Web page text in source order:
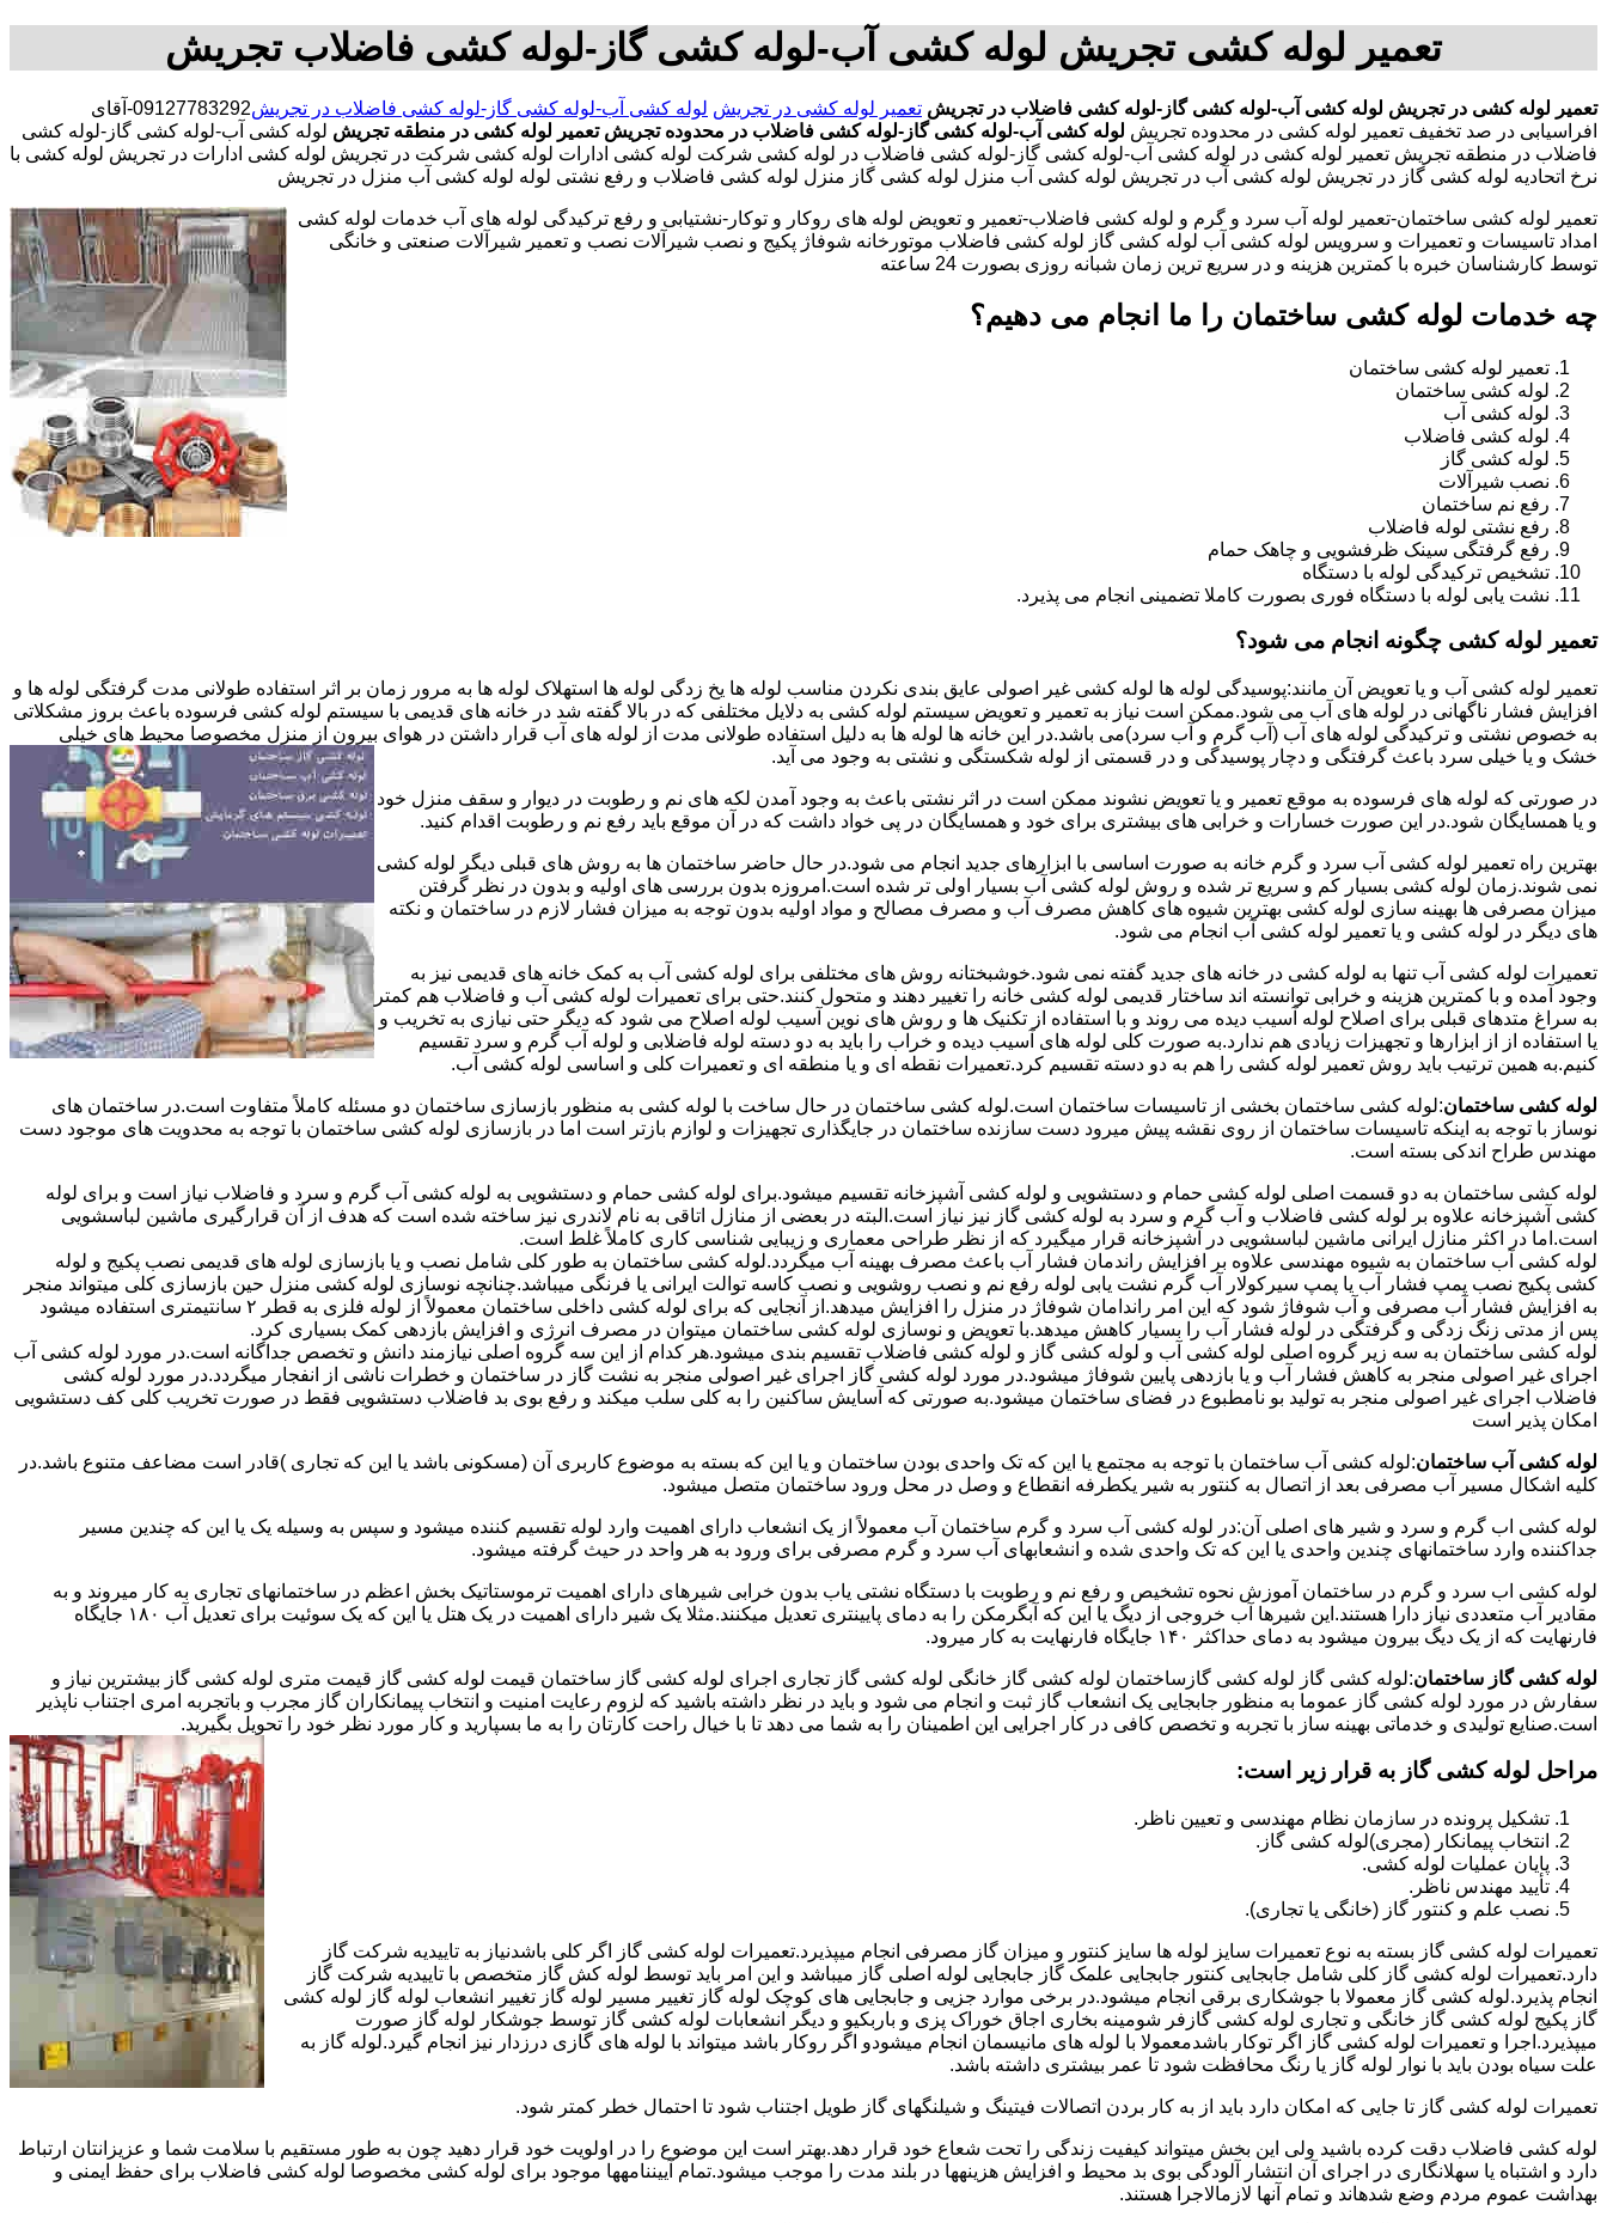
تعمیر لوله کشی تجریش لوله کشی آب-لوله کشی گاز-لوله کشی فاضلاب تجریش
تعمیر لوله کشی در تجریش لوله کشی آب-لوله کشی گاز-لوله کشی فاضلاب در تجریش تعمیر لوله کشی در تجریش لوله کشی آب-لوله کشی گاز-لوله کشی فاضلاب در تجریش
09127783292-آقای
افراسیابی در صد تخفیف تعمیر لوله کشی در محدوده تجریش لوله کشی آب-لوله کشی گاز-لوله کشی فاضلاب در محدوده تجریش تعمیر لوله کشی در منطقه تجریش لوله کشی آب-لوله کشی گاز-لوله کشی
فاضلاب در منطقه تجریش تعمیر لوله کشی در لوله کشی آب-لوله کشی گاز-لوله کشی فاضلاب در لوله کشی شرکت لوله کشی ادارات لوله کشی شرکت در تجریش لوله کشی ادارات در تجریش لوله کشی با
نرخ اتحادیه لوله کشی گاز در تجریش لوله کشی آب در تجریش لوله کشی آب منزل لوله کشی گاز منزل لوله کشی فاضلاب و رفع نشتی لوله لوله کشی آب منزل در تجریش
تعمیر لوله کشی ساختمان-تعمیر لوله آب سرد و گرم و لوله کشی فاضلاب-تعمیر و تعویض لوله های روکار و توکار-نشتیابی و رفع ترکیدگی لوله های آب خدمات لوله کشی
امداد تاسیسات و تعمیرات و سرویس لوله کشی آب لوله کشی گاز لوله کشی فاضلاب موتورخانه شوفاژ پکیج و نصب شیرآلات نصب و تعمیر شیرآلات صنعتی و خانگی
توسط کارشناسان خبره با کمترین هزینه و در سریع ترین زمان شبانه روزی بصورت 24 ساعته
چه خدمات لوله کشی ساختمان را ما انجام می دهیم؟
تعمیر لوله کشی ساختمان
لوله کشی ساختمان
لوله کشی آب
لوله کشی فاضلاب
لوله کشی گاز
نصب شیرآلات
رفع نم ساختمان
رفع نشتی لوله فاضلاب
رفع گرفتگی سینک ظرفشویی و چاهک حمام
تشخیص ترکیدگی لوله با دستگاه
نشت یابی لوله با دستگاه فوری بصورت کاملا تضمینی انجام می پذیرد.
تعمیر لوله کشی چگونه انجام می شود؟
تعمیر لوله کشی آب و یا تعویض آن مانند:پوسیدگی لوله ها لوله کشی غیر اصولی عایق بندی نکردن مناسب لوله ها یخ زدگی لوله ها استهلاک لوله ها به مرور زمان بر اثر استفاده طولانی مدت گرفتگی لوله ها و
افزایش فشار ناگهانی در لوله های آب می شود.ممکن است نیاز به تعمیر و تعویض سیستم لوله کشی به دلایل مختلفی که در بالا گفته شد در خانه های قدیمی با سیستم لوله کشی فرسوده باعث بروز مشکلاتی
به خصوص نشتی و ترکیدگی لوله های آب (آب گرم و آب سرد)می باشد.در این خانه ها لوله ها به دلیل استفاده طولانی مدت از لوله های آب قرار داشتن در هوای بیرون از منزل مخصوصا محیط های خیلی
خشک و یا خیلی سرد باعث گرفتگی و دچار پوسیدگی و در قسمتی از لوله شکستگی و نشتی به وجود می آید.
در صورتی که لوله های فرسوده به موقع تعمیر و یا تعویض نشوند ممکن است در اثر نشتی باعث به وجود آمدن لکه های نم و رطوبت در دیوار و سقف منزل خود
و یا همسایگان شود.در این صورت خسارات و خرابی های بیشتری برای خود و همسایگان در پی خواد داشت که در آن موقع باید رفع نم و رطوبت اقدام کنید.
بهترین راه تعمیر لوله کشی آب سرد و گرم خانه به صورت اساسی با ابزارهای جدید انجام می شود.در حال حاضر ساختمان ها به روش های قبلی دیگر لوله کشی
نمی شوند.زمان لوله کشی بسیار کم و سریع تر شده و روش لوله کشی آب بسیار اولی تر شده است.امروزه بدون بررسی های اولیه و بدون در نظر گرفتن
میزان مصرفی ها بهینه سازی لوله کشی بهترین شیوه های کاهش مصرف آب و مصرف مصالح و مواد اولیه بدون توجه به میزان فشار لازم در ساختمان و نکته
های دیگر در لوله کشی و یا تعمیر لوله کشی آب انجام می شود.
تعمیرات لوله کشی آب تنها به لوله کشی در خانه های جدید گفته نمی شود.خوشبختانه روش های مختلفی برای لوله کشی آب به کمک خانه های قدیمی نیز به
وجود آمده و با کمترین هزینه و خرابی توانسته اند ساختار قدیمی لوله کشی خانه را تغییر دهند و متحول کنند.حتی برای تعمیرات لوله کشی آب و فاضلاب هم کمتر
به سراغ متدهای قبلی برای اصلاح لوله آسیب دیده می روند و با استفاده از تکنیک ها و روش های نوین آسیب لوله اصلاح می شود که دیگر حتی نیازی به تخریب و
یا استفاده از از ابزارها و تجهیزات زیادی هم ندارد.به صورت کلی لوله های آسیب دیده و خراب را باید به دو دسته لوله فاضلابی و لوله آب گرم و سرد تقسیم
کنیم.به همین ترتیب باید روش تعمیر لوله کشی را هم به دو دسته تقسیم کرد.تعمیرات نقطه ای و یا منطقه ای و تعمیرات کلی و اساسی لوله کشی آب.
لوله کشی ساختمان:لوله کشی ساختمان بخشی از تاسیسات ساختمان است.لوله کشی ساختمان در حال ساخت با لوله کشی به منظور بازسازی ساختمان دو مسئله کاملاً متفاوت است.در ساختمان های
نوساز با توجه به اینکه تاسیسات ساختمان از روی نقشه پیش میرود دست سازنده ساختمان در جایگذاری تجهیزات و لوازم بازتر است اما در بازسازی لوله کشی ساختمان با توجه به محدویت های موجود دست
مهندس طراح اندکی بسته است.
لوله کشی ساختمان به دو قسمت اصلی لوله کشی حمام و دستشویی و لوله کشی آشپزخانه تقسیم میشود.برای لوله کشی حمام و دستشویی به لوله کشی آب گرم و سرد و فاضلاب نیاز است و برای لوله
کشی آشپزخانه علاوه بر لوله کشی فاضلاب و آب گرم و سرد به لوله کشی گاز نیز نیاز است.البته در بعضی از منازل اتاقی به نام لاندری نیز ساخته شده است که هدف از آن قرارگیری ماشین لباسشویی
است.اما در اکثر منازل ایرانی ماشین لباسشویی در آشپزخانه قرار میگیرد که از نظر طراحی معماری و زیبایی شناسی کاری کاملاً غلط است.
لوله کشی آب ساختمان به شیوه مهندسی علاوه بر افزایش راندمان فشار آب باعث مصرف بهینه آب میگردد.لوله کشی ساختمان به طور کلی شامل نصب و یا بازسازی لوله های قدیمی نصب پکیج و لوله
کشی پکیج نصب پمپ فشار آب یا پمپ سیرکولار آب گرم نشت یابی لوله رفع نم و نصب روشویی و نصب کاسه توالت ایرانی یا فرنگی میباشد.چنانچه نوسازی لوله کشی منزل حین بازسازی کلی میتواند منجر
به افزایش فشار آب مصرفی و آب شوفاژ شود که این امر راندامان شوفاژ در منزل را افزایش میدهد.از آنجایی که برای لوله کشی داخلی ساختمان معمولاً از لوله فلزی به قطر ۲ سانتیمتری استفاده میشود
پس از مدتی زنگ زدگی و گرفتگی در لوله فشار آب را بسیار کاهش میدهد.با تعویض و نوسازی لوله کشی ساختمان میتوان در مصرف انرژی و افزایش بازدهی کمک بسیاری کرد.
لوله کشی ساختمان به سه زیر گروه اصلی لوله کشی آب و لوله کشی گاز و لوله کشی فاضلاب تقسیم بندی میشود.هر کدام از این سه گروه اصلی نیازمند دانش و تخصص جداگانه است.در مورد لوله کشی آب
اجرای غیر اصولی منجر به کاهش فشار آب و یا بازدهی پایین شوفاژ میشود.در مورد لوله کشی گاز اجرای غیر اصولی منجر به نشت گاز در ساختمان و خطرات ناشی از انفجار میگردد.در مورد لوله کشی
فاضلاب اجرای غیر اصولی منجر به تولید بو نامطبوع در فضای ساختمان میشود.به صورتی که آسایش ساکنین را به کلی سلب میکند و رفع بوی بد فاضلاب دستشویی فقط در صورت تخریب کلی کف دستشویی
امکان پذیر است
لوله کشی آب ساختمان:لوله کشی آب ساختمان با توجه به مجتمع یا این که تک واحدی بودن ساختمان و یا این که بسته به موضوع کاربری آن (مسکونی باشد یا این که تجاری )قادر است مضاعف متنوع باشد.در
کلیه اشکال مسیر آب مصرفی بعد از اتصال به کنتور به شیر یکطرفه انقطاع و وصل در محل ورود ساختمان متصل میشود.
لوله کشی اب گرم و سرد و شیر های اصلی آن:در لوله کشی آب سرد و گرم ساختمان آب معمولاً از یک انشعاب دارای اهمیت وارد لوله تقسیم کننده میشود و سپس به وسیله یک یا این که چندین مسیر
جداکننده وارد ساختمانهای چندین واحدی یا این که تک واحدی شده و انشعابهای آب سرد و گرم مصرفی برای ورود به هر واحد در حیث گرفته میشود.
لوله کشی اب سرد و گرم در ساختمان آموزش نحوه تشخیص و رفع نم و رطوبت با دستگاه نشتی یاب بدون خرابی شیرهای دارای اهمیت ترموستاتیک بخش اعظم در ساختمانهای تجاری به کار میروند و به
مقادیر آب متعددی نیاز دارا هستند.این شیرها آب خروجی از دیگ یا این که آبگرمکن را به دمای پایینتری تعدیل میکنند.مثلا یک شیر دارای اهمیت در یک هتل یا این که یک سوئیت برای تعدیل آب ۱۸۰ جایگاه
فارنهایت که از یک دیگ بیرون میشود به دمای حداکثر ۱۴۰ جایگاه فارنهایت به کار میرود.
لوله کشی گاز ساختمان:لوله کشی گاز لوله کشی گازساختمان لوله کشی گاز خانگی لوله کشی گاز تجاری اجرای لوله کشی گاز ساختمان قیمت لوله کشی گاز قیمت متری لوله کشی گاز بیشترین نیاز و
سفارش در مورد لوله کشی گاز عموما به منظور جابجایی یک انشعاب گاز ثبت و انجام می شود و باید در نظر داشته باشید که لزوم رعایت امنیت و انتخاب پیمانکاران گاز مجرب و باتجربه امری اجتناب ناپذیر
است.صنایع تولیدی و خدماتی بهینه ساز با تجربه و تخصص کافی در کار اجرایی این اطمینان را به شما می دهد تا با خیال راحت کارتان را به ما بسپارید و کار مورد نظر خود را تحویل بگیرید.
مراحل لوله کشی گاز به قرار زیر است:
تشکیل پرونده در سازمان نظام مهندسی و تعیین ناظر.
انتخاب پیمانکار (مجری)لوله کشی گاز.
پایان عملیات لوله کشی.
تأیید مهندس ناظر.
نصب علم و کنتور گاز (خانگی یا تجاری).
تعمیرات لوله کشی گاز بسته به نوع تعمیرات سایز لوله ها سایز کنتور و میزان گاز مصرفی انجام میپذیرد.تعمیرات لوله کشی گاز اگر کلی باشدنیاز به تاییدیه شرکت گاز
دارد.تعمیرات لوله کشی گاز کلی شامل جابجایی کنتور جابجایی علمک گاز جابجایی لوله اصلی گاز میباشد و این امر باید توسط لوله کش گاز متخصص با تاییدیه شرکت گاز
انجام پذیرد.لوله کشی گاز معمولا با جوشکاری برقی انجام میشود.در برخی موارد جزیی و جابجایی های کوچک لوله گاز تغییر مسیر لوله گاز تغییر انشعاب لوله گاز لوله کشی
گاز پکیج لوله کشی گاز خانگی و تجاری لوله کشی گازفر شومینه بخاری اجاق خوراک پزی و باربکیو و دیگر انشعابات لوله کشی گاز توسط جوشکار لوله گاز صورت
میپذیرد.اجرا و تعمیرات لوله کشی گاز اگر توکار باشدمعمولا با لوله های مانیسمان انجام میشودو اگر روکار باشد میتواند با لوله های گازی درزدار نیز انجام گیرد.لوله گاز به
علت سیاه بودن باید با نوار لوله گاز یا رنگ محافظت شود تا عمر بیشتری داشته باشد.
تعمیرات لوله کشی گاز تا جایی که امکان دارد باید از به کار بردن اتصالات فیتینگ و شیلنگهای گاز طویل اجتناب شود تا احتمال خطر کمتر شود.
لوله کشی فاضلاب دقت کرده باشید ولی این بخش میتواند کیفیت زندگی را تحت شعاع خود قرار دهد.بهتر است این موضوع را در اولویت خود قرار دهید چون به طور مستقیم با سلامت شما و عزیزانتان ارتباط
دارد و اشتباه یا سهلانگاری در اجرای آن انتشار آلودگی بوی بد محیط و افزایش هزینهها در بلند مدت را موجب میشود.تمام آییننامهها موجود برای لوله کشی مخصوصا لوله کشی فاضلاب برای حفظ ایمنی و
بهداشت عموم مردم وضع شدهاند و تمام آنها لازمالاجرا هستند.